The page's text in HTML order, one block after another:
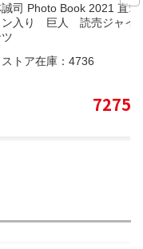
司 Photo Book 2021 直筆
ン入り 巨人 読売ジャイ
トア在庫： 4736
7275